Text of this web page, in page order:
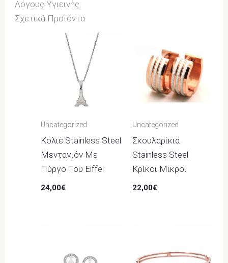
Λόγους Υγιεινής.
Σχετικά Προϊόντα
Uncategorized
Κολιέ Stainless Steel
Μενταγιόν Με
Πύργο Του Eiffel
24,00€
Uncategorized
Σκουλαρίκια
Stainless Steel
Κρίκοι Μικροί
22,00€